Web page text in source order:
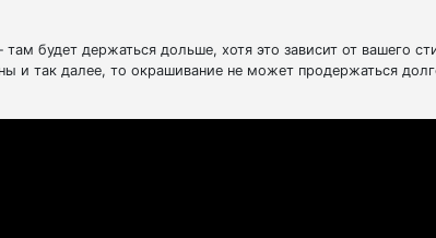
будет держаться дольше, хотя это зависит от вашего
и так далее, то окрашивание не может продержаться